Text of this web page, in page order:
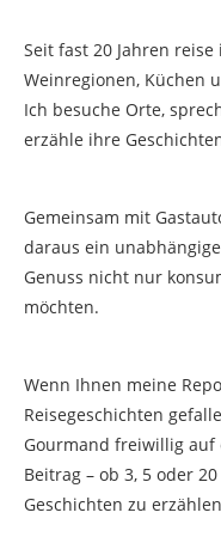
Seit fast 20 Jahren
Weinregionen, Küchen
Ich besuche Orte,
erzähle ihre
Gemeinsam mit
daraus ein
Genuss nicht nur
möchten.
Wenn Ihnen meine
Reisegeschichten
Gourmand freiwillig auf
Beitrag – ob 3, 5 oder
Geschichten zu